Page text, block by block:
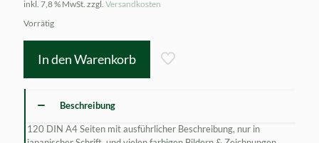
inkl. 7,8 % MwSt. zzgl. Versandkosten
Vorrätig
In den Warenkorb
Beschreibung
120 DIN A4 Seiten mit ausführlicher Beschreibung, nur in